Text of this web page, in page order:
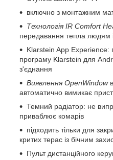
включно з монтажним
Технологія IR Comfort
передавання тепла людям
Klarstein App Experience:
програму Klarstein для
з'єднання
Виявлення OpenWindow
автоматично вимикає
Темний радіатор: не
приваблює комарів
підходить тільки для
критих терас із бічним
Пульт дистанційного